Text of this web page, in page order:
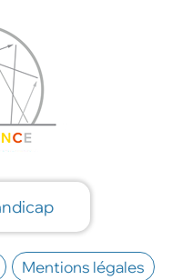
Mentions légales